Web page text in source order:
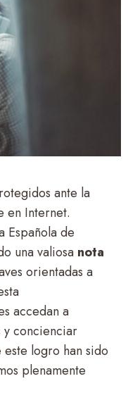
ante la
en Internet.
Española de
una valiosa nota
orientadas a
accedan a
y concienciar
logro han sido
plenamente